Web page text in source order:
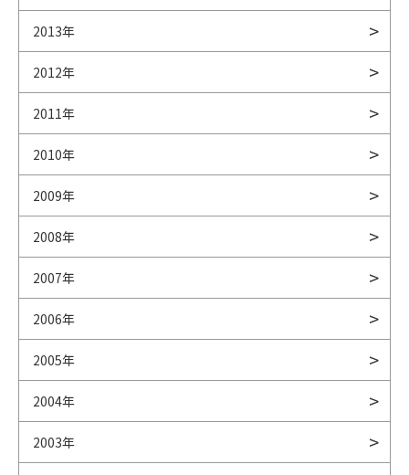
2013年
2012年
2011年
2010年
2009年
2008年
2007年
2006年
2005年
2004年
2003年